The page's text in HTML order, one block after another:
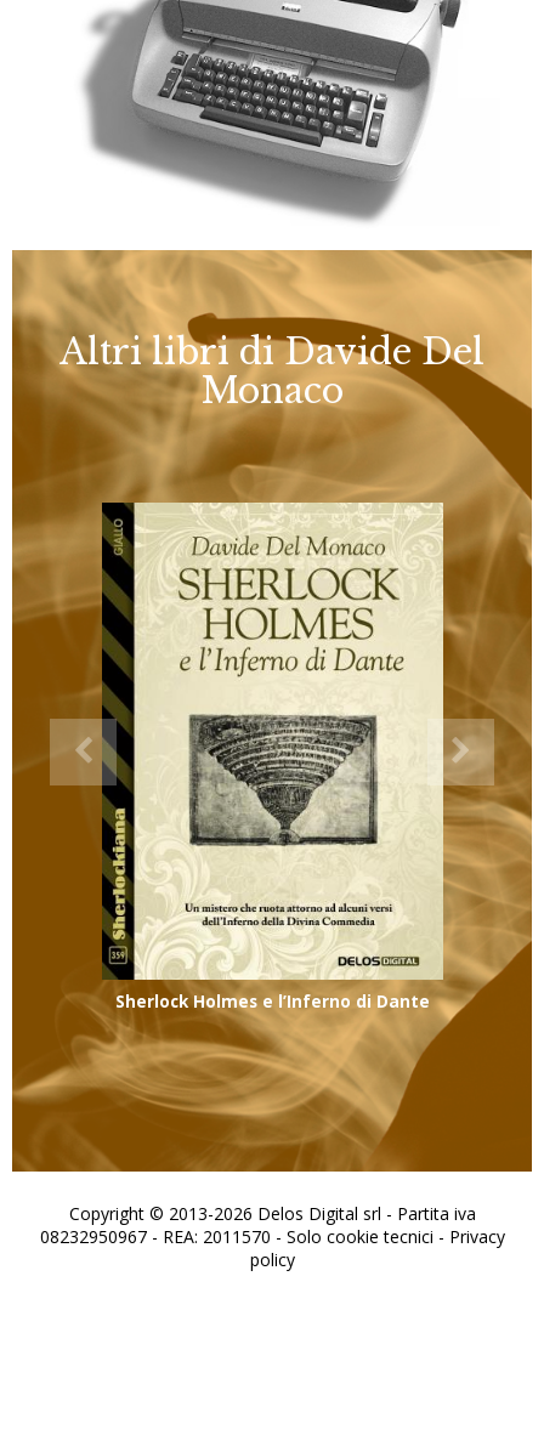
Altri libri di Davide Del
Monaco
Sherlock Holmes e l’Inferno di Dante
Copyright © 2013-2026 Delos Digital srl - Partita iva
08232950967 - REA: 2011570 - Solo cookie tecnici - Privacy
policy